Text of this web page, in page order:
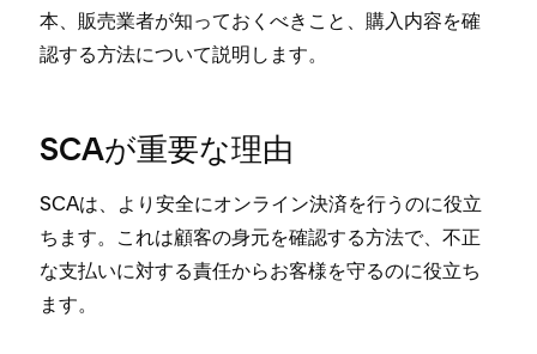
本⁠、販売業者が知⁠っておくべきこと⁠、購入内容を確
認する方法について説明します⁠。
SCAが重要な理由
SCAは⁠、より安全にオンライン決済を行うのに役立
ちます⁠。これは顧客の身元を確認する方法で⁠、不正
な支払いに対する責任からお客様を守るのに役立ち
ます⁠。